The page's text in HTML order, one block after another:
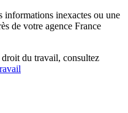
informations inexactes ou une
de votre agence France
droit du travail, consultez